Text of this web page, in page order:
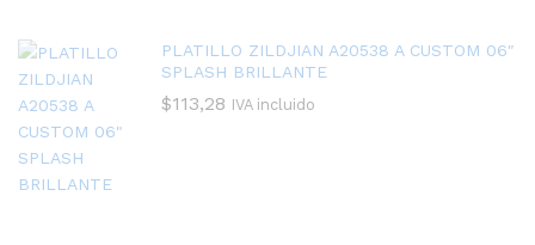
PLATILLO ZILDJIAN A20538 A CUSTOM 06″
SPLASH BRILLANTE
$113,28 IVA incluido